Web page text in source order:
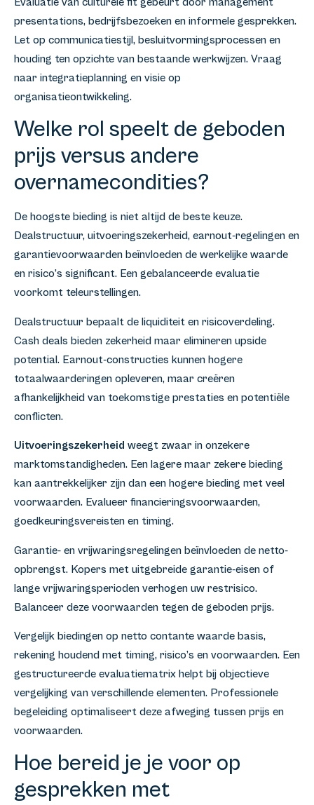
presentations, bedrijfsbezoeken en informele gesprekken.
Let op communicatiestijl, besluitvormingsprocessen en
houding ten opzichte van bestaande werkwijzen. Vraag
naar integratieplanning en visie op
organisatieontwikkeling.
Welke rol speelt de geboden
prijs versus andere
overnamecondities?
De hoogste bieding is niet altijd de beste keuze.
Dealstructuur, uitvoeringszekerheid, earnout-regelingen en
garantievoorwaarden beïnvloeden de werkelijke waarde
en risico’s significant. Een gebalanceerde evaluatie
voorkomt teleurstellingen.
Dealstructuur bepaalt de liquiditeit en risicoverdeling.
Cash deals bieden zekerheid maar elimineren upside
potential. Earnout-constructies kunnen hogere
totaalwaarderingen opleveren, maar creëren
afhankelijkheid van toekomstige prestaties en potentiële
conflicten.
Uitvoeringszekerheid weegt zwaar in onzekere
marktomstandigheden. Een lagere maar zekere bieding
kan aantrekkelijker zijn dan een hogere bieding met veel
voorwaarden. Evalueer financieringsvoorwaarden,
goedkeuringsvereisten en timing.
Garantie- en vrijwaringsregelingen beïnvloeden de netto-
opbrengst. Kopers met uitgebreide garantie-eisen of
lange vrijwaringsperioden verhogen uw restrisico.
Balanceer deze voorwaarden tegen de geboden prijs.
Vergelijk biedingen op netto contante waarde basis,
rekening houdend met timing, risico’s en voorwaarden. Een
gestructureerde evaluatiematrix helpt bij objectieve
vergelijking van verschillende elementen. Professionele
begeleiding optimaliseert deze afweging tussen prijs en
voorwaarden.
Hoe bereid je je voor op
gesprekken met